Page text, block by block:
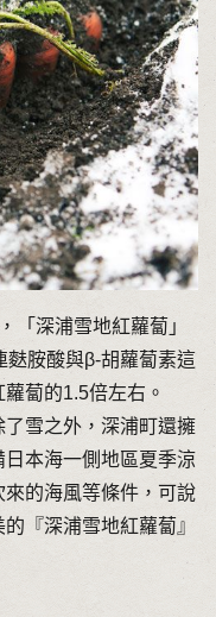
「深浦雪地紅蘿蔔」
麩胺酸與β-胡蘿蔔素這
蔔的1.5倍左右。
雪之外，深浦町還擁
本海一側地區夏季涼
的海風等條件，可說
『深浦雪地紅蘿蔔』